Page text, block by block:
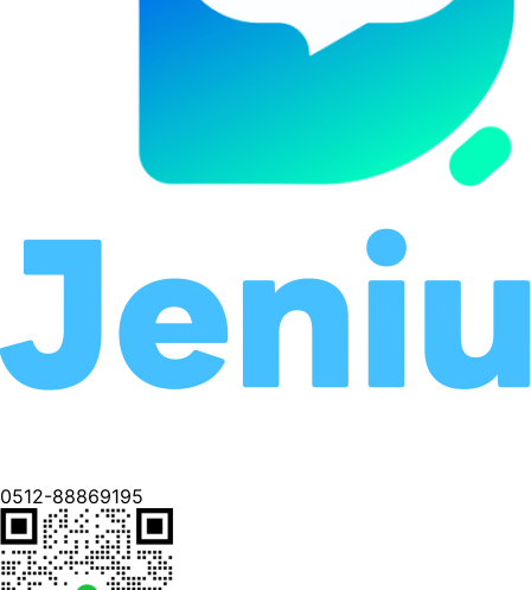
0512-88869195